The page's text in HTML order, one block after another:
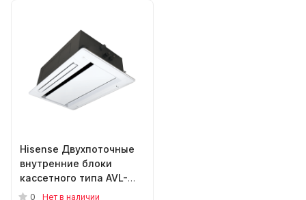
Hisense Двухпоточные
внутренние блоки
кассетного типа AVL-
24UXJSGA
0 Нет в наличии